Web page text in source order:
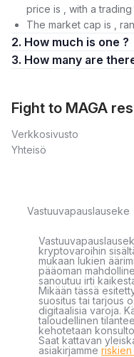
price is , with a
The market cap is ,
2. How much is one ?
3. How many are
Fight to MAGA
Verkkosivusto
Yhteisö
Vastuuvapauslauseke
kryptovaroihin
mukaan lukien
pääoman
sanoutuu irti
Mikään tässä
suositus tai tarjous
digitaalisia varoja.
taloudellinen
kehotetaan
Saat kattavan
asiakirjamme riskien